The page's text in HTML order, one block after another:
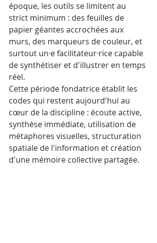
époque, les outils se limitent au
strict minimum : des feuilles de
papier géantes accrochées aux
murs, des marqueurs de couleur, et
surtout un·e facilitateur·rice capable
de synthétiser et d'illustrer en temps
réel.
Cette période fondatrice établit les
codes qui restent aujourd'hui au
cœur de la discipline : écoute active,
synthèse immédiate, utilisation de
métaphores visuelles, structuration
spatiale de l'information et création
d'une mémoire collective partagée.